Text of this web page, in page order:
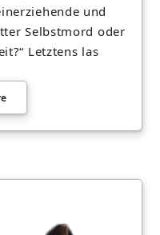
und
Selbstmord oder
Letztens las